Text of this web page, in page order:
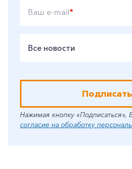
Ваш e-mail*
Все новости
Нажимая кнопку «Подписаться»,
согласие на обработку